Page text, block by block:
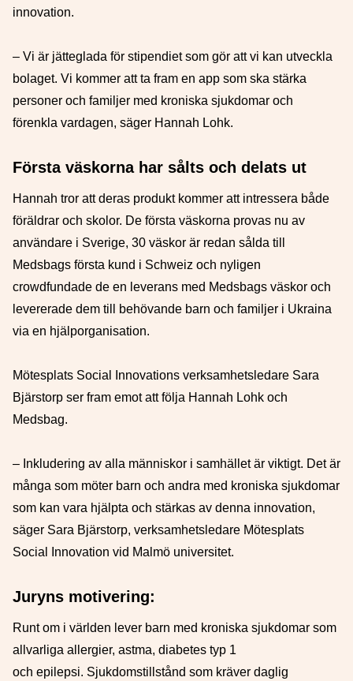
innovation.
– Vi är jätteglada för stipendiet som gör att vi kan utveckla
bolaget. Vi kommer att ta fram en app som ska stärka
personer och familjer med kroniska sjukdomar och
förenkla vardagen, säger Hannah Lohk.
Första väskorna har sålts och delats ut
Hannah tror att deras produkt kommer att intressera både
föräldrar och skolor. De första väskorna provas nu av
användare i Sverige, 30 väskor är redan sålda till
Medsbags första kund i Schweiz och nyligen
crowdfundade de en leverans med Medsbags väskor och
levererade dem till behövande barn och familjer i Ukraina
via en hjälporganisation.
Mötesplats Social Innovations verksamhetsledare Sara
Bjärstorp ser fram emot att följa Hannah Lohk och
Medsbag.
– Inkludering av alla människor i samhället är viktigt. Det är
många som möter barn och andra med kroniska sjukdomar
som kan vara hjälpta och stärkas av denna innovation,
säger Sara Bjärstorp, verksamhetsledare Mötesplats
Social Innovation vid Malmö universitet.
Juryns motivering:
Runt om i världen lever barn med kroniska sjukdomar som
allvarliga allergier, astma, diabetes typ 1
och epilepsi. Sjukdomstillstånd som kräver daglig